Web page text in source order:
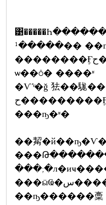
͹�����Һح ����������
�����¹�� ��ҧ��
��������Ӻح���ҧ��л�иҹ��ҧ�
ѡ��ô� ����ʶ
�Ѵ˹ͧ�ǧ 㹤��駹
ح���������Ӻح ���ҧ���
���ҧ�ʶ�
��觢
���ӹҨ�س�������ѵ�����
��ҧ������稾